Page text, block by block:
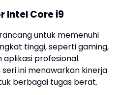
Intel Core i9
untuk memenuhi
tinggi, seperti gaming,
profesional.
ini menawarkan kinerja
berbagai tugas berat.